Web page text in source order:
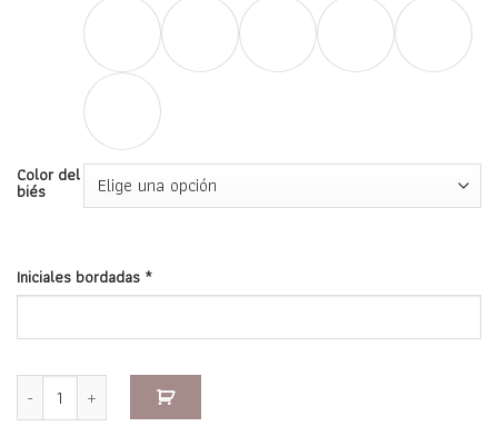
Color del
biés
Iniciales bordadas *
Set Sábana Villalegría cantidad